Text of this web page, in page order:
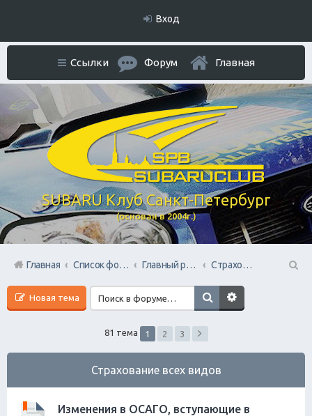
Вход
SUBARU Клуб Санкт-Петербург
(основан в 2004г.)
Ссылки Форум Главная
Главная Список форумов Главный раздел
Страхование всех видов
Новая тема
81 тема 1 2 3
Страхование всех видов
Изменения в ОСАГО, вступающие в